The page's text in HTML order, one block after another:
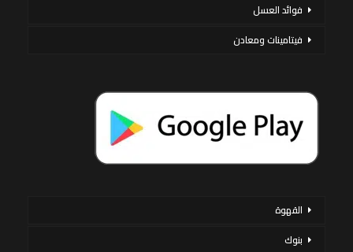
فوائد العسل
فيتامينات ومعادن
القهوة
بنوك